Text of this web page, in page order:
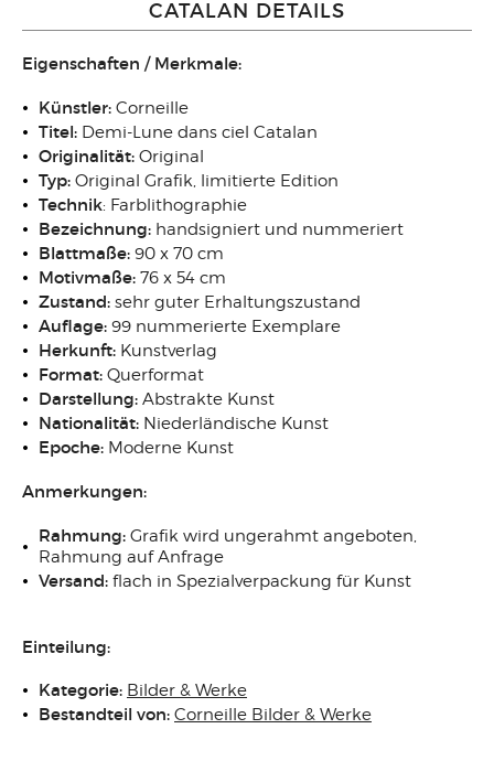
CATALAN DETAILS
Eigenschaften / Merkmale:
Künstler: Corneille
Titel: Demi-Lune dans ciel Catalan
Originalität: Original
Typ: Original Grafik, limitierte Edition
Technik: Farblithographie
Bezeichnung: handsigniert und nummeriert
Blattmaße: 90 x 70 cm
Motivmaße: 76 x 54 cm
Zustand: sehr guter Erhaltungszustand
Auflage: 99 nummerierte Exemplare
Herkunft: Kunstverlag
Format: Querformat
Darstellung: Abstrakte Kunst
Nationalität: Niederländische Kunst
Epoche: Moderne Kunst
Anmerkungen:
Rahmung: Grafik wird ungerahmt angeboten,
Rahmung auf Anfrage
Versand: flach in Spezialverpackung für Kunst
Einteilung:
Kategorie: Bilder & Werke
Bestandteil von: Corneille Bilder & Werke